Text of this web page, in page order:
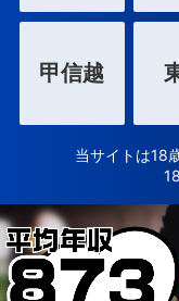
甲信越
当サイトは18